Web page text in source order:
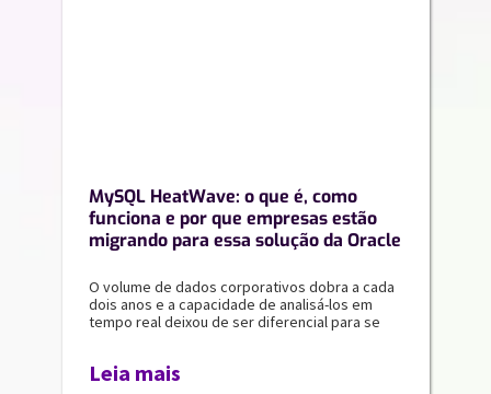
MySQL HeatWave: o que é, como
funciona e por que empresas estão
migrando para essa solução da Oracle
O volume de dados corporativos dobra a cada
dois anos e a capacidade de analisá-los em
tempo real deixou de ser diferencial para se
Leia mais